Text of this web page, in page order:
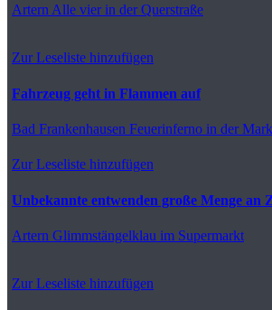
Artern Alle vier in der Querstraße
Zur Leseliste hinzufügen
Fahrzeug geht in Flammen auf
Bad Frankenhausen Feuerinferno in der
Zur Leseliste hinzufügen
Unbekannte entwenden große Menge an
Artern Glimmstängelklau im Supermarkt
Zur Leseliste hinzufügen